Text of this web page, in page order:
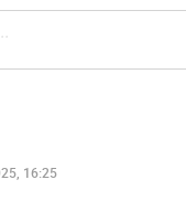
16:25